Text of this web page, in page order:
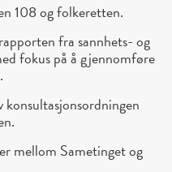
108 og folkeretten.
fra sannhets- og
fokus på å gjennomføre
mellom Sametinget og